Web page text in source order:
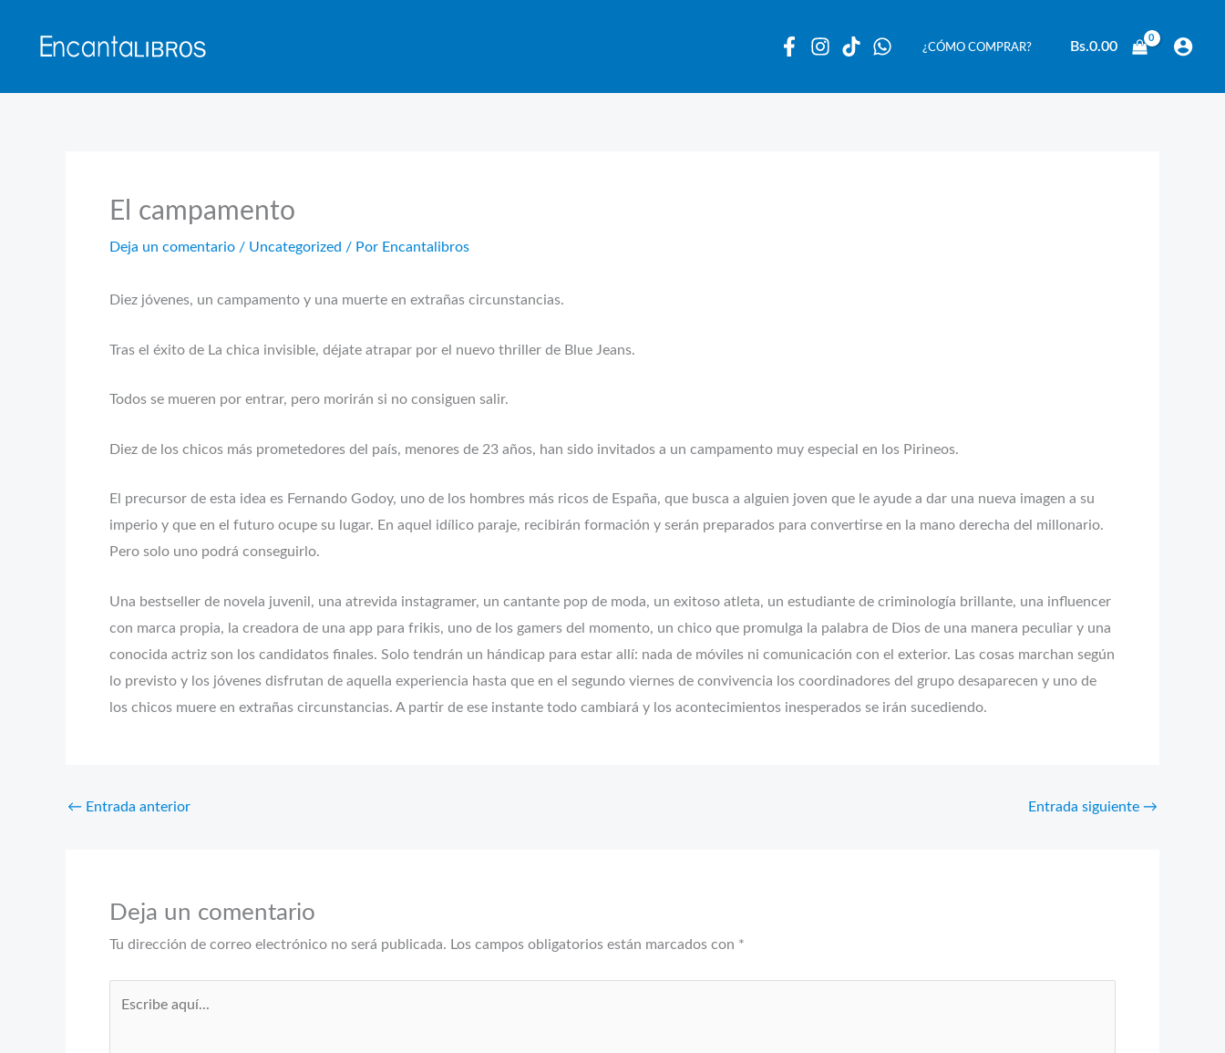
¿CÓMO COMPRAR? Bs.0.00
El campamento
Deja un comentario / Uncategorized / Por Encantalibros
Diez jóvenes, un campamento y una muerte en extrañas circunstancias.
Tras el éxito de La chica invisible, déjate atrapar por el nuevo thriller de Blue Jeans.
Todos se mueren por entrar, pero morirán si no consiguen salir.
Diez de los chicos más prometedores del país, menores de 23 años, han sido invitados a un campamento muy especial en los Pirineos.
El precursor de esta idea es Fernando Godoy, uno de los hombres más ricos de España, que busca a alguien joven que le ayude a dar una nueva imagen a su
imperio y que en el futuro ocupe su lugar. En aquel idílico paraje, recibirán formación y serán preparados para convertirse en la mano derecha del millonario.
Pero solo uno podrá conseguirlo.
Una bestseller de novela juvenil, una atrevida instagramer, un cantante pop de moda, un exitoso atleta, un estudiante de criminología brillante, una influencer
con marca propia, la creadora de una app para frikis, uno de los gamers del momento, un chico que promulga la palabra de Dios de una manera peculiar y una
conocida actriz son los candidatos finales. Solo tendrán un hándicap para estar allí: nada de móviles ni comunicación con el exterior. Las cosas marchan según
lo previsto y los jóvenes disfrutan de aquella experiencia hasta que en el segundo viernes de convivencia los coordinadores del grupo desaparecen y uno de
los chicos muere en extrañas circunstancias. A partir de ese instante todo cambiará y los acontecimientos inesperados se irán sucediendo.
← Entrada anterior Entrada siguiente →
Deja un comentario
Tu dirección de correo electrónico no será publicada. Los campos obligatorios están marcados con *